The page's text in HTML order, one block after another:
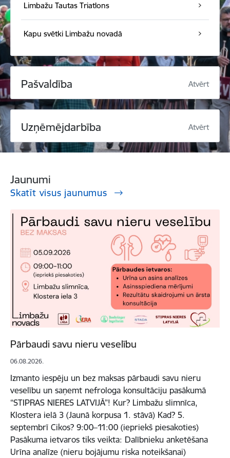
Limbažu Tautas Triatlons
Kapu svētki Limbažu novadā
Pašvaldība Atvērt
Uzņēmējdarbība Atvērt
Jaunumi
Skatīt visus jaunumus
Pārbaudi savu nieru veselību
06.08.2026.
Izmanto iespēju un bez maksas pārbaudi savu nieru
veselību un saņemt nefrologa konsultāciju pasākumā
“STIPRAS NIERES LATVIJĀ”! Kur? Limbažu slimnīca,
Klostera ielā 3 (Jaunā korpusa 1. stāvā) Kad? 5.
septembrī Cikos? 9:00–11:00 (iepriekš piesakoties)
Pasākuma ietvaros tiks veikta: Dalībnieku anketēšana
Urīna analīze (nieru bojājumu riska noteikšanai)